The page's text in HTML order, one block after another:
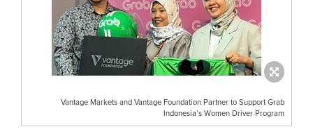
Vantage Markets and Vantage Foundation Partner to Support Grab
Indonesia’s Women Driver Program